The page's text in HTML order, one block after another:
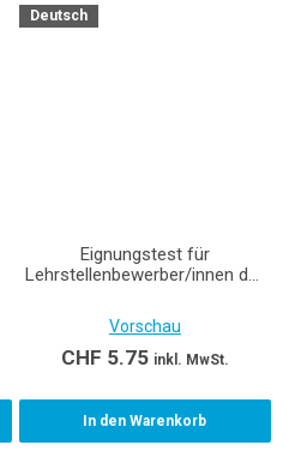
Deutsch
Eignungstest für
Lehrstellenbewerber/innen der
Heizungspraktiker/-in EBA und
Heizungsinstallateur/-in EFZ
Vorschau
CHF 5.75 inkl. MwSt.
In den Warenkorb